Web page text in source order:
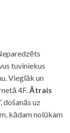
tuviniekus
Vieglāk un
4F. Ātrais
došanās uz
kādam nolūkam